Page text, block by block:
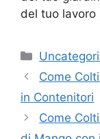
del tuo lavoro
Categories
Come
in Contenitori
Come